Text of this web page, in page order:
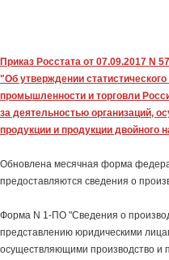
Приказ Росстата от 07.09.2017 N
"Об утверждении
промышленности и торговли
за деятельностью организаций,
продукции и продукции двойного
Обновлена месячная форма
предоставляются сведения о
Форма N 1-ПО "Сведения о
представлению юридическими
осуществляющими производство и